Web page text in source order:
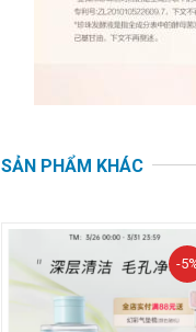
SẢN PHẨM KHÁC
-